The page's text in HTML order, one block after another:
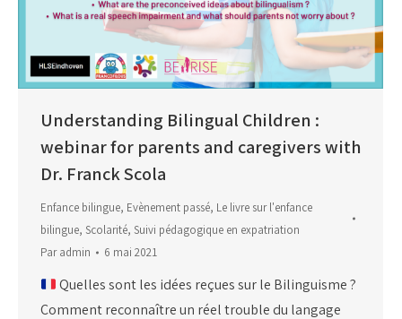
Understanding Bilingual Children :
webinar for parents and caregivers with
Dr. Franck Scola
Enfance bilingue, Evènement passé, Le livre sur l'enfance
bilingue, Scolarité, Suivi pédagogique en expatriation
Paradmin 6 mai 2021
Quelles sont les idées reçues sur le Bilinguisme ?
Comment reconnaître un réel trouble du langage